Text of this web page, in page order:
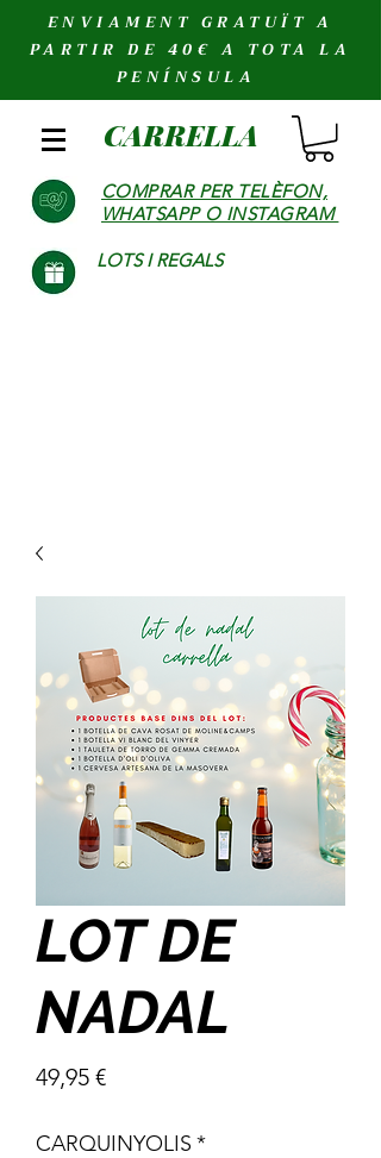
ENVIAMENT GRATUÏT A
PARTIR DE 40€ A TOTA LA
PENÍNSULA
CARRELLA
COMPRAR PER TELÈFON,
WHATSAPP O INSTAGRAM
LOTS I REGALS
LOT DE
NADAL
49,95 €Price
CARQUINYOLIS *